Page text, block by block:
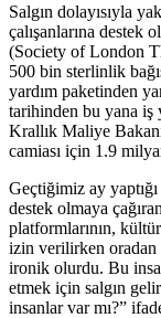
Salgın dolayısıyla
çalışanlarına destek
(Society of London
500 bin sterlinlik
yardım paketinden
tarihinden bu yana iş
Krallık Maliye
camiası için 1.9
Geçtiğimiz ay
destek olmaya
platformlarının,
izin verilirken oradan
ironik olurdu. Bu
etmek için salgın
insanlar var mı?”